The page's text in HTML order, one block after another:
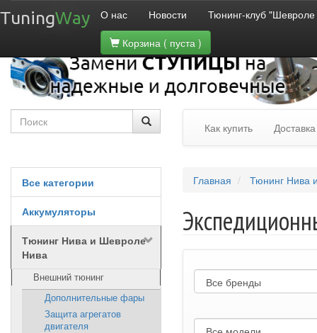
TuningWay О нас Новости
Тюнинг-клуб
Корзина ( пуста )
Как купить Доставка
Все категории
Аккумуляторы
Тюнинг Нива и Шевроле
Нива
Внешний тюнинг
Дополнительные фары
Защита агрегатов
двигателя
Главная Тюнинг Нива